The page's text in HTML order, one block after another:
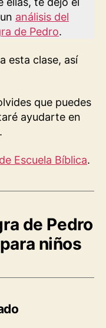
análisis del
de Pedro.
esta clase, así
que puedes
ayudarte en
Escuela Bíblica.
de Pedro
niños